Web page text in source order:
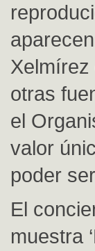
otras
el
valor
poder
El
muestra